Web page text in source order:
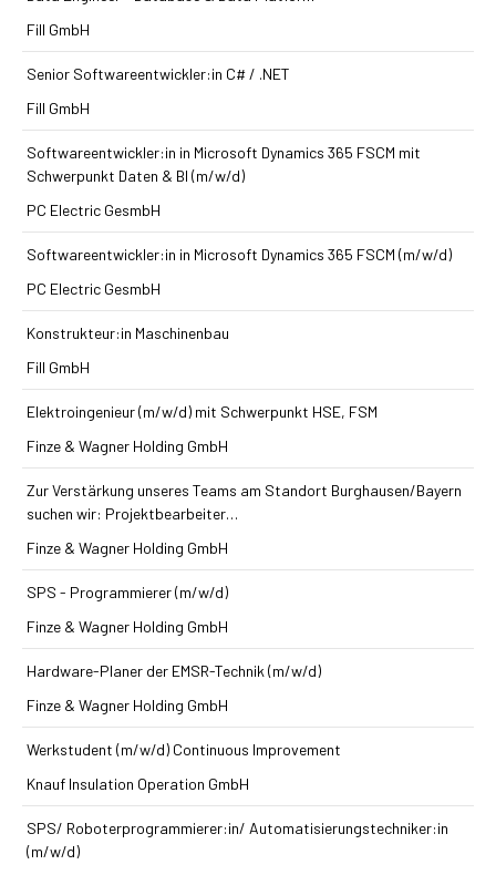
Fill GmbH
Senior Softwareentwickler:in C# / .NET
Fill GmbH
Softwareentwickler:in in Microsoft Dynamics 365 FSCM mit
Schwerpunkt Daten & BI (m/w/d)
PC Electric GesmbH
Softwareentwickler:in in Microsoft Dynamics 365 FSCM (m/w/d)
PC Electric GesmbH
Konstrukteur:in Maschinenbau
Fill GmbH
Elektroingenieur (m/w/d) mit Schwerpunkt HSE, FSM
Finze & Wagner Holding GmbH
Zur Verstärkung unseres Teams am Standort Burghausen/Bayern
suchen wir: Projektbearbeiter…
Finze & Wagner Holding GmbH
SPS - Programmierer (m/w/d)
Finze & Wagner Holding GmbH
Hardware-Planer der EMSR-Technik (m/w/d)
Finze & Wagner Holding GmbH
Werkstudent (m/w/d) Continuous Improvement
Knauf Insulation Operation GmbH
SPS/ Roboterprogrammierer:in/ Automatisierungstechniker:in
(m/w/d)